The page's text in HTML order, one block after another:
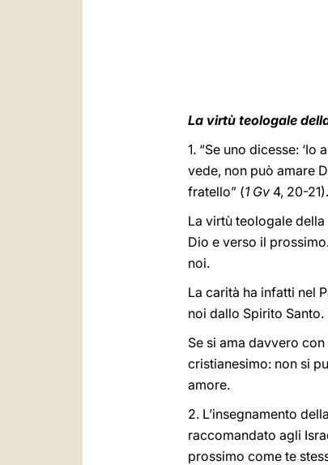
La virtù teologale
1. “Se uno dicesse:
vede, non può amare
fratello” (1 Gv 4, 20-21).
La virtù teologale
Dio e verso il
noi.
La carità ha infatti nel
noi dallo Spirito
Se si ama davvero
cristianesimo: non si
amore.
2. L’insegnamento
raccomandato agli
prossimo come te